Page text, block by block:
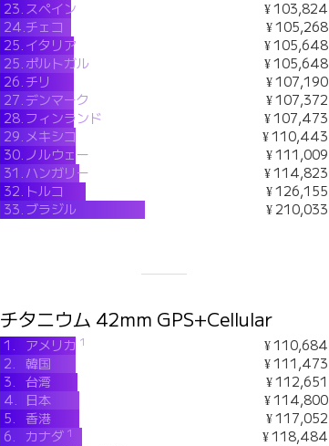
23. スペイン
¥ 103,824
24.チェコ
¥ 105,268
25. イタリア
¥ 105,648
25. ポルトガル
¥ 105,648
26.チリ
¥ 107,190
27.デンマーク
¥ 107,372
28. フィンランド
¥ 107,473
29. メキシコ
¥ 110,443
30. ノルウェー
¥ 111,009
31. ハンガリー
¥ 114,823
32. トルコ
¥ 126,155
33. ブラジル ¥ 210,033
チタニウム 42mm GPS+Cellular
1. アメリカ 1
¥ 110,684
2.
韓国
¥ 111,473
3.
台湾
¥ 112,651
4.
日本
¥ 114,800
5.
香港
¥ 117,052
6.
カナダ 1
¥ 118,484